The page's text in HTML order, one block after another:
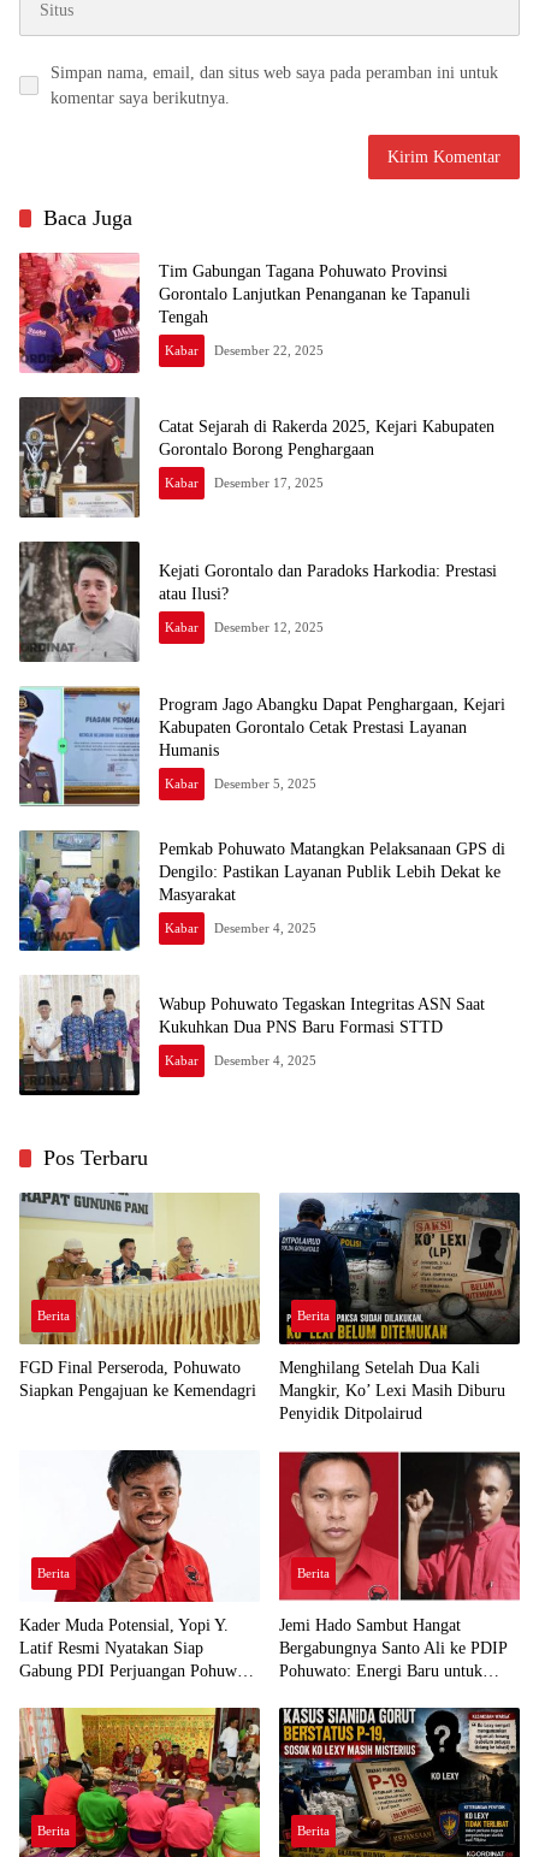
Simpan nama, email, dan situs web saya pada peramban ini untuk
komentar saya berikutnya.
Baca Juga
Tim Gabungan Tagana Pohuwato Provinsi
Gorontalo Lanjutkan Penanganan ke Tapanuli
Tengah
Kabar Desember 22, 2025
Catat Sejarah di Rakerda 2025, Kejari Kabupaten
Gorontalo Borong Penghargaan
Kabar Desember 17, 2025
Kejati Gorontalo dan Paradoks Harkodia: Prestasi
atau Ilusi?
Kabar Desember 12, 2025
Program Jago Abangku Dapat Penghargaan, Kejari
Kabupaten Gorontalo Cetak Prestasi Layanan
Humanis
Kabar Desember 5, 2025
Pemkab Pohuwato Matangkan Pelaksanaan GPS di
Dengilo: Pastikan Layanan Publik Lebih Dekat ke
Masyarakat
Kabar Desember 4, 2025
Wabup Pohuwato Tegaskan Integritas ASN Saat
Kukuhkan Dua PNS Baru Formasi STTD
Kabar Desember 4, 2025
Pos Terbaru
Berita
FGD Final Perseroda, Pohuwato
Siapkan Pengajuan ke Kemendagri
Berita
Menghilang Setelah Dua Kali
Mangkir, Ko’ Lexi Masih Diburu
Penyidik Ditpolairud
Berita
Kader Muda Potensial, Yopi Y.
Latif Resmi Nyatakan Siap
Gabung PDI Perjuangan Pohuwato
Berita
Jemi Hado Sambut Hangat
Bergabungnya Santo Ali ke PDIP
Pohuwato: Energi Baru untuk
Berita Berita